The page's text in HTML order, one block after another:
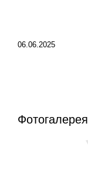
06.06.2025
Фотогалерея